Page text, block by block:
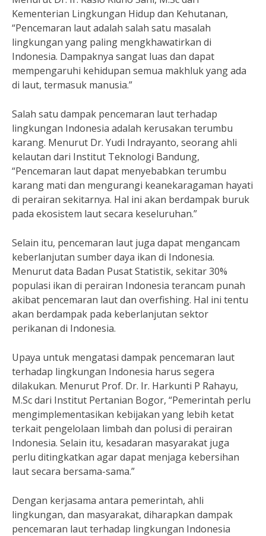
Kementerian Lingkungan Hidup dan Kehutanan,
“Pencemaran laut adalah salah satu masalah
lingkungan yang paling mengkhawatirkan di
Indonesia. Dampaknya sangat luas dan dapat
mempengaruhi kehidupan semua makhluk yang ada
di laut, termasuk manusia.”
Salah satu dampak pencemaran laut terhadap
lingkungan Indonesia adalah kerusakan terumbu
karang. Menurut Dr. Yudi Indrayanto, seorang ahli
kelautan dari Institut Teknologi Bandung,
“Pencemaran laut dapat menyebabkan terumbu
karang mati dan mengurangi keanekaragaman hayati
di perairan sekitarnya. Hal ini akan berdampak buruk
pada ekosistem laut secara keseluruhan.”
Selain itu, pencemaran laut juga dapat mengancam
keberlanjutan sumber daya ikan di Indonesia.
Menurut data Badan Pusat Statistik, sekitar 30%
populasi ikan di perairan Indonesia terancam punah
akibat pencemaran laut dan overfishing. Hal ini tentu
akan berdampak pada keberlanjutan sektor
perikanan di Indonesia.
Upaya untuk mengatasi dampak pencemaran laut
terhadap lingkungan Indonesia harus segera
dilakukan. Menurut Prof. Dr. Ir. Harkunti P Rahayu,
M.Sc dari Institut Pertanian Bogor, “Pemerintah perlu
mengimplementasikan kebijakan yang lebih ketat
terkait pengelolaan limbah dan polusi di perairan
Indonesia. Selain itu, kesadaran masyarakat juga
perlu ditingkatkan agar dapat menjaga kebersihan
laut secara bersama-sama.”
Dengan kerjasama antara pemerintah, ahli
lingkungan, dan masyarakat, diharapkan dampak
pencemaran laut terhadap lingkungan Indonesia